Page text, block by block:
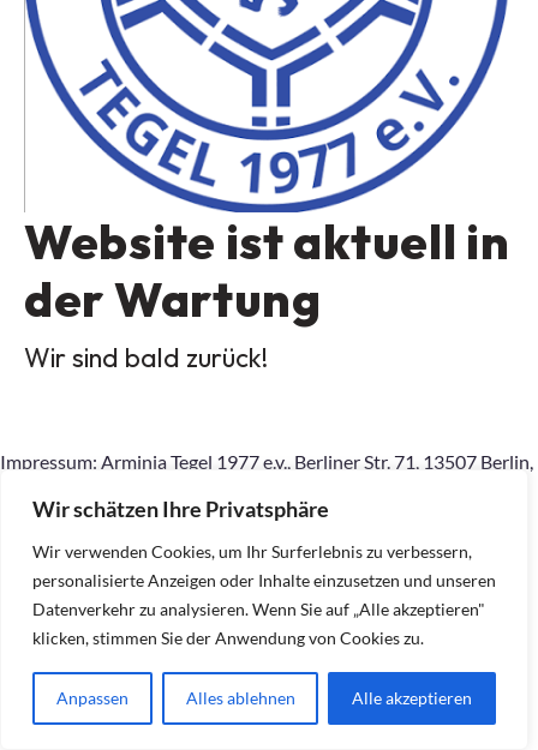
Wir schätzen Ihre Privatsphäre
Wir verwenden Cookies, um Ihr Surferlebnis zu verbessern,
personalisierte Anzeigen oder Inhalte einzusetzen und unseren
Datenverkehr zu analysieren. Wenn Sie auf „Alle akzeptieren"
klicken, stimmen Sie der Anwendung von Cookies zu.
Anpassen Alles ablehnen Alle akzeptieren
Website ist aktuell in
der Wartung
Wir sind bald zurück!
Impressum: Arminia Tegel 1977 e.v., Berliner Str. 71, 13507 Berlin,
Tegel77@outlook.com, Inhaltlich Verantwortlicher gemäß §10
Absatz 2 MDStV: Ralf Dietrich (Anschrift wie am Anfang)